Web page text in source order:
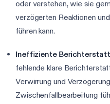
oder verstehen, wie sie
verzögerten Reaktionen
führen kann.
Ineffiziente
fehlende klare
Verwirrung und
Zwischenfallbearbeitung